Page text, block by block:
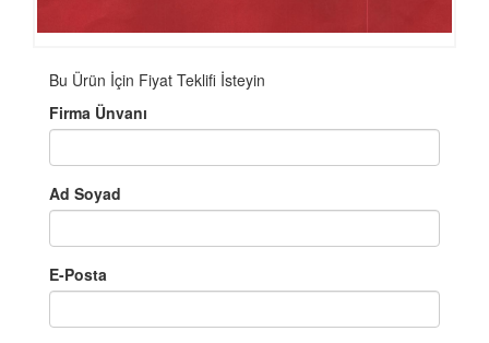
Bu Ürün İçin Fiyat Teklifi İsteyin
Firma Ünvanı
Ad Soyad
E-Posta